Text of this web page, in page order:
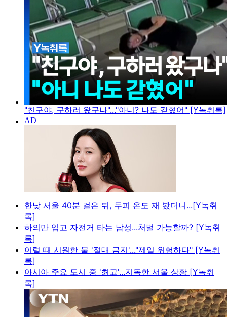
"친구야, 구하러 왔구나"..."아니? 나도 갇혔어" [Y녹취록]
한낮 서울 40분 걸은 뒤, 두피 온도 재 봤더니...[Y녹취
록]
하의만 입고 자전거 타는 남성...처벌 가능할까? [Y녹취
록]
이럴 때 시원한 물 '절대 금지'..."제일 위험하다" [Y녹취
록]
아시아 주요 도시 중 '최고'...지독한 서울 상황 [Y녹취
록]